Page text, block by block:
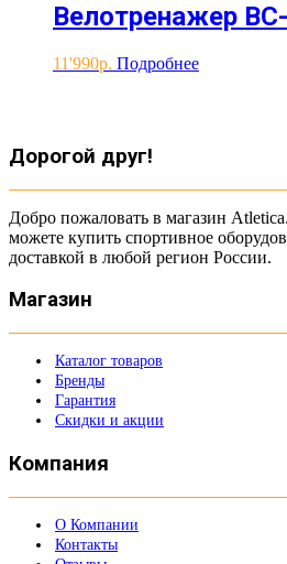
Велотренажер
11'990 Подробнее
Дорогой друг!
Добро пожаловать в магазин
можете купить спортивное
доставкой в любой регион России.
Магазин
Каталог товаров
Бренды
Гарантия
Скидки и акции
Компания
О Компании
Контакты